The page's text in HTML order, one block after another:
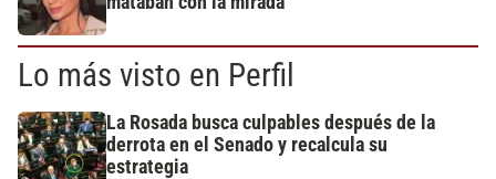
Lo más visto en Perfil
La Rosada busca culpables después de la
derrota en el Senado y recalcula su
estrategia